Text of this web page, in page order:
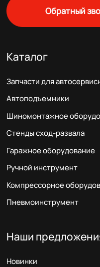
Обратный
Каталог
Запчасти для
Автоподъемники
Шиномонтажное
Стенды сход-развала
Гаражное оборудование
Ручной инструмент
Компрессорное
Пневмоинструмент
Наши
Новинки